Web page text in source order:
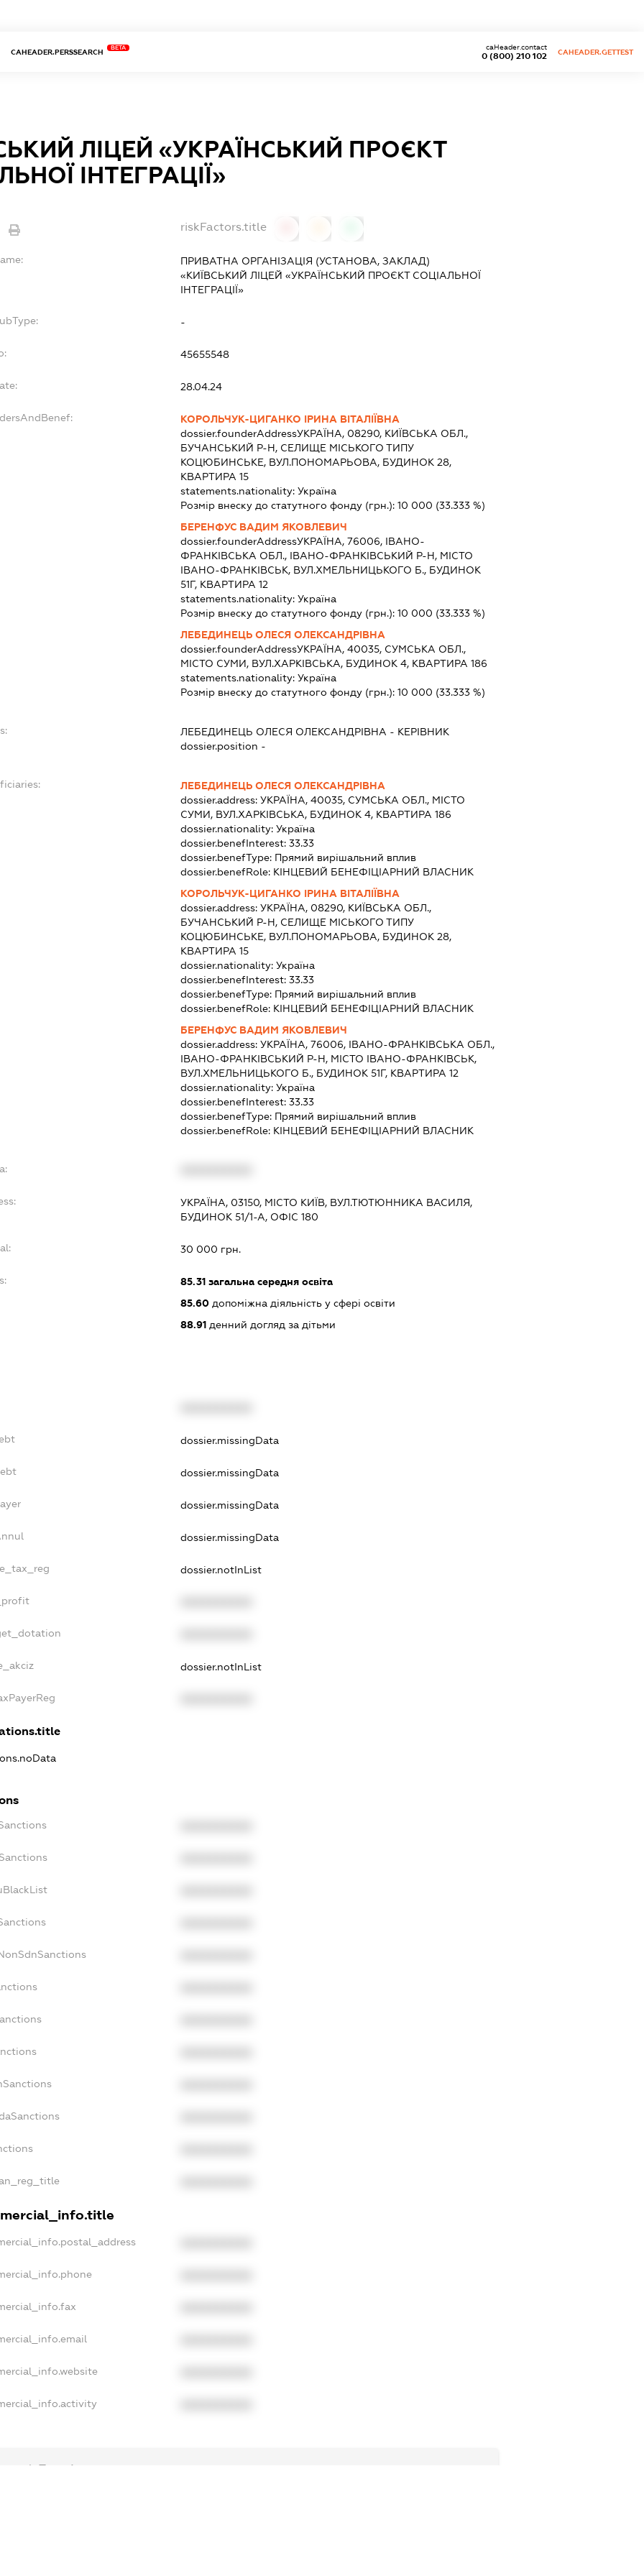
CAHEADER.PERSSEARCH
BETA
0 (800) 210 102
caHeader.contact
CAHEADER.GETTEST
ЛІЦЕЙ «УКРАЇНСЬКИЙ ПРОЄКТ
ІНТЕГРАЦІЇ»
riskFactors.title
ПРИВАТНА ОРГАНІЗАЦІЯ (УСТАНОВА, ЗАКЛАД)
«КИЇВСЬКИЙ ЛІЦЕЙ «УКРАЇНСЬКИЙ ПРОЄКТ СОЦІАЛЬНОЇ
ІНТЕГРАЦІЇ»
-
45655548
28.04.24
КОРОЛЬЧУК-ЦИГАНКО ІРИНА ВІТАЛІЇВНА
dossier.founderAddressУКРАЇНА, 08290, КИЇВСЬКА ОБЛ.,
БУЧАНСЬКИЙ Р-Н, СЕЛИЩЕ МІСЬКОГО ТИПУ
КОЦЮБИНСЬКЕ, ВУЛ.ПОНОМАРЬОВА, БУДИНОК 28,
КВАРТИРА 15
statements.nationality:Україна
Розмір внеску до статутного фонду (грн.):10 000 (33.333 %)
БЕРЕНФУС ВАДИМ ЯКОВЛЕВИЧ
dossier.founderAddressУКРАЇНА, 76006, ІВАНО-
ФРАНКІВСЬКА ОБЛ., ІВАНО-ФРАНКІВСЬКИЙ Р-Н, МІСТО
ІВАНО-ФРАНКІВСЬК, ВУЛ.ХМЕЛЬНИЦЬКОГО Б., БУДИНОК
51Г, КВАРТИРА 12
statements.nationality:Україна
Розмір внеску до статутного фонду (грн.):10 000 (33.333 %)
ЛЕБЕДИНЕЦЬ ОЛЕСЯ ОЛЕКСАНДРІВНА
dossier.founderAddressУКРАЇНА, 40035, СУМСЬКА ОБЛ.,
МІСТО СУМИ, ВУЛ.ХАРКІВСЬКА, БУДИНОК 4, КВАРТИРА 186
statements.nationality:Україна
Розмір внеску до статутного фонду (грн.):10 000 (33.333 %)
ЛЕБЕДИНЕЦЬ ОЛЕСЯ ОЛЕКСАНДРІВНА - КЕРІВНИК
dossier.position -
ЛЕБЕДИНЕЦЬ ОЛЕСЯ ОЛЕКСАНДРІВНА
dossier.address:УКРАЇНА, 40035, СУМСЬКА ОБЛ., МІСТО
СУМИ, ВУЛ.ХАРКІВСЬКА, БУДИНОК 4, КВАРТИРА 186
dossier.nationality:Україна
dossier.benefInterest:33.33
dossier.benefType: Прямий вирішальний вплив
dossier.benefRole: КІНЦЕВИЙ БЕНЕФІЦІАРНИЙ ВЛАСНИК
КОРОЛЬЧУК-ЦИГАНКО ІРИНА ВІТАЛІЇВНА
dossier.address:УКРАЇНА, 08290, КИЇВСЬКА ОБЛ.,
БУЧАНСЬКИЙ Р-Н, СЕЛИЩЕ МІСЬКОГО ТИПУ
КОЦЮБИНСЬКЕ, ВУЛ.ПОНОМАРЬОВА, БУДИНОК 28,
КВАРТИРА 15
dossier.nationality:Україна
dossier.benefInterest:33.33
dossier.benefType: Прямий вирішальний вплив
dossier.benefRole: КІНЦЕВИЙ БЕНЕФІЦІАРНИЙ ВЛАСНИК
БЕРЕНФУС ВАДИМ ЯКОВЛЕВИЧ
dossier.address:УКРАЇНА, 76006, ІВАНО-ФРАНКІВСЬКА ОБЛ.,
ІВАНО-ФРАНКІВСЬКИЙ Р-Н, МІСТО ІВАНО-ФРАНКІВСЬК,
ВУЛ.ХМЕЛЬНИЦЬКОГО Б., БУДИНОК 51Г, КВАРТИРА 12
dossier.nationality:Україна
dossier.benefInterest:33.33
dossier.benefType: Прямий вирішальний вплив
dossier.benefRole: КІНЦЕВИЙ БЕНЕФІЦІАРНИЙ ВЛАСНИК
УКРАЇНА, 03150, МІСТО КИЇВ, ВУЛ.ТЮТЮННИКА ВАСИЛЯ,
БУДИНОК 51/1-А, ОФІС 180
30 000 грн.
85.31 загальна середня освіта
85.60 допоміжна діяльність у сфері освіти
88.91 денний догляд за дітьми
dossier.missingData
dossier.missingData
dossier.missingData
dossier.missingData
dossier.notInList
dossier.notInList